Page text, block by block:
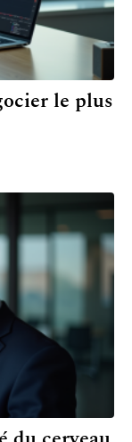
le plus